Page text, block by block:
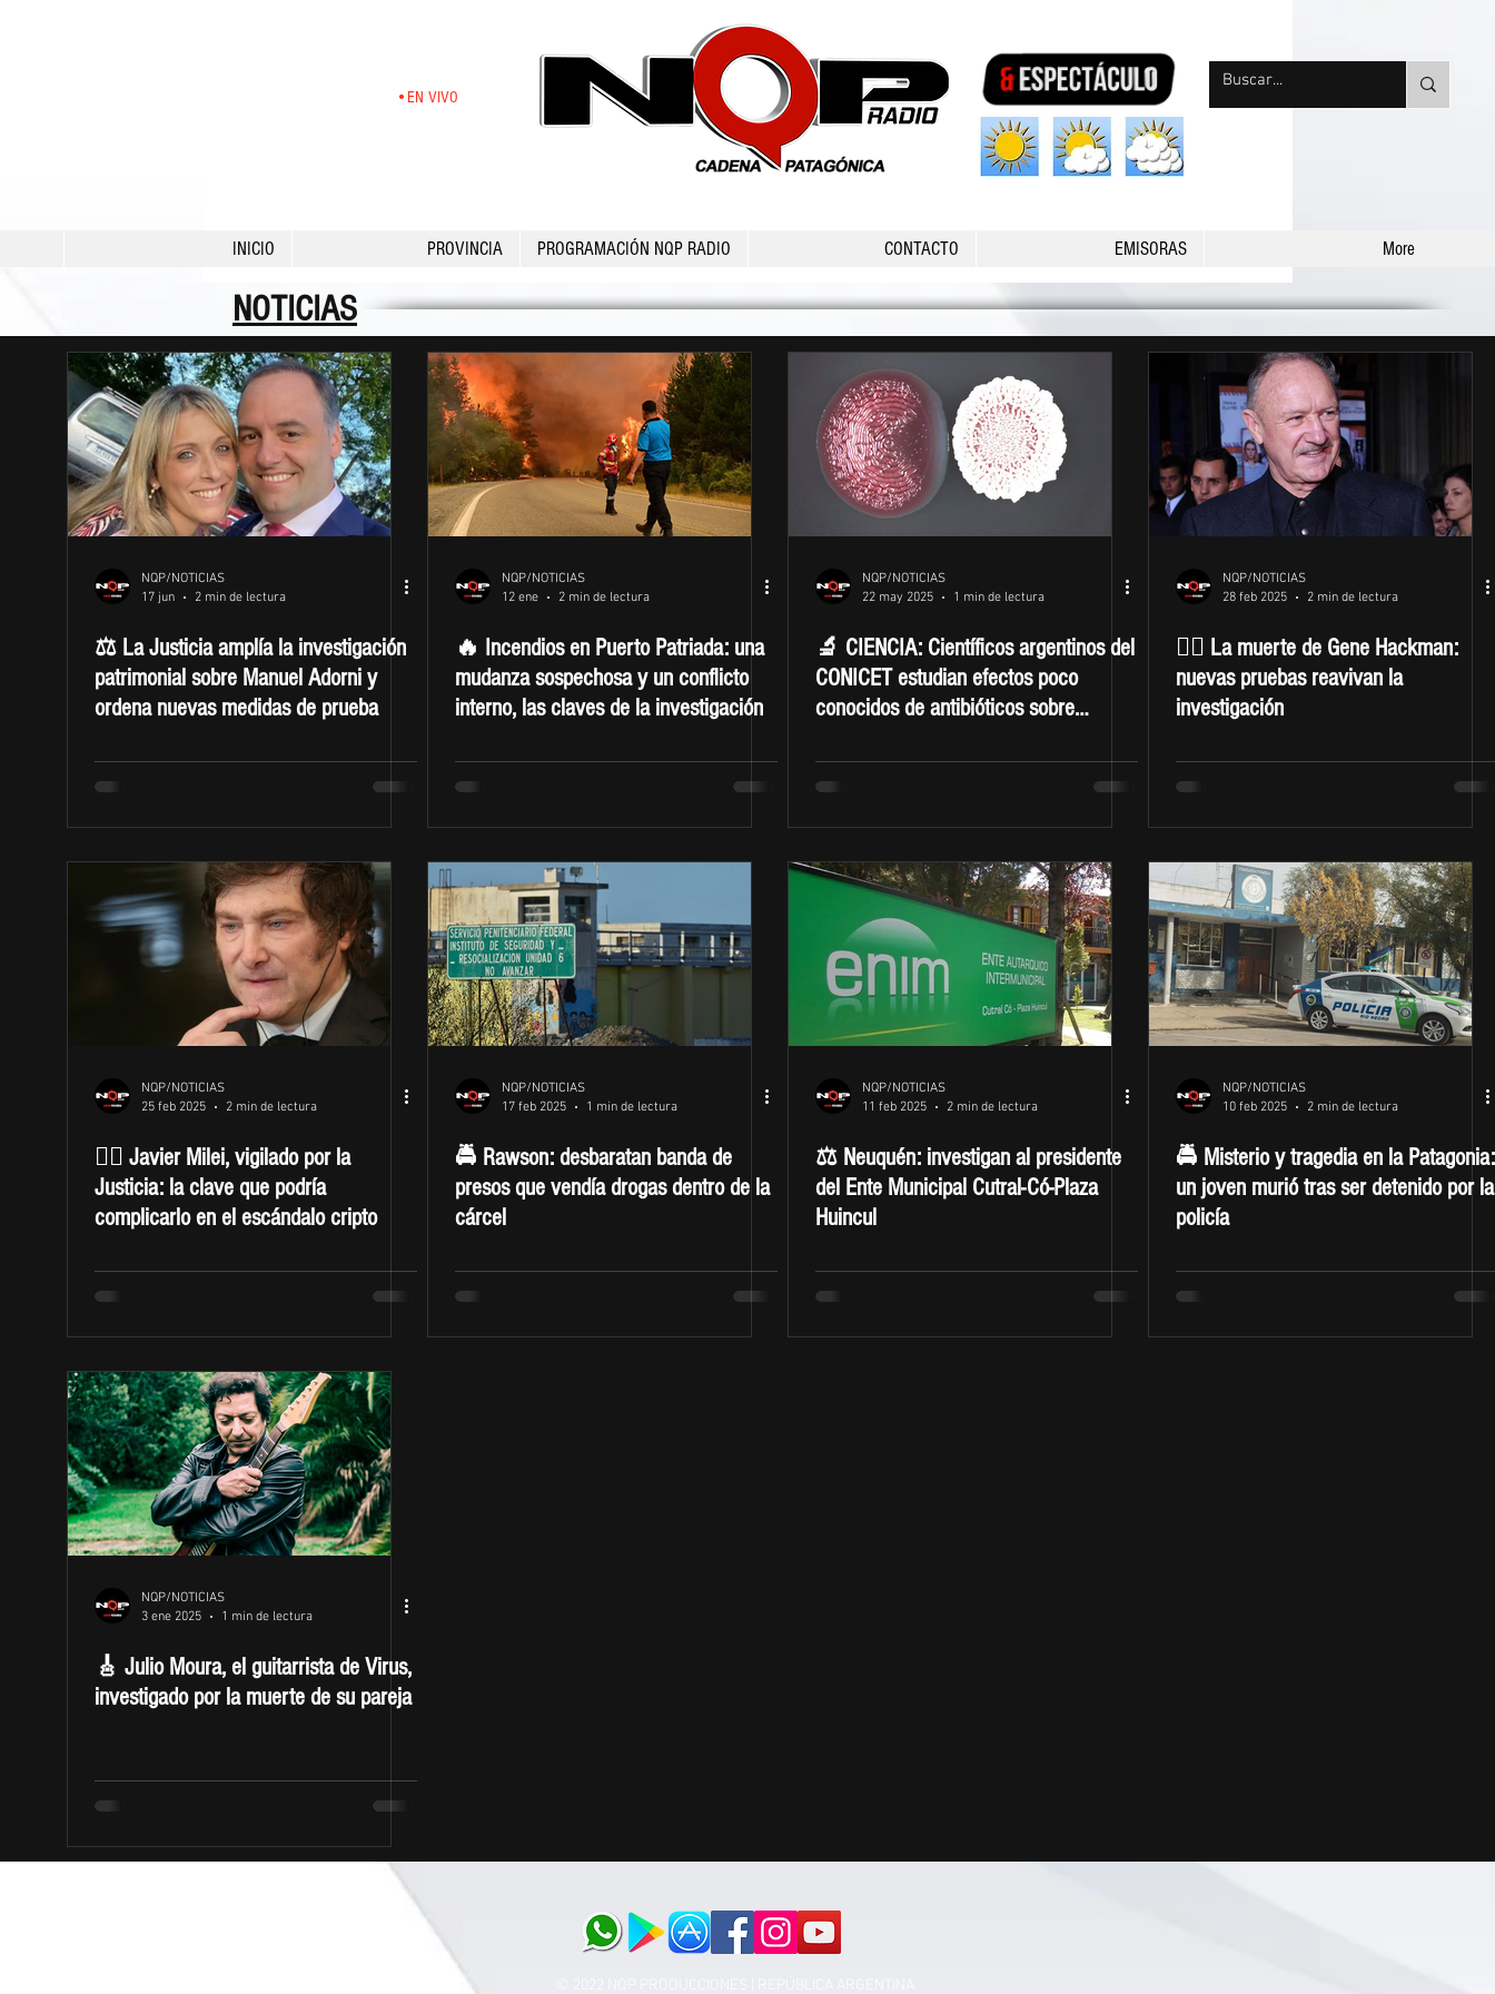
•EN VIVO
INICIO PROVINCIA PROGRAMACIÓN NQP RADIO CONTACTO EMISORAS More
NOTICIAS
NQP/NOTICIAS
17 jun
2 min de lectura
⚖️ La Justicia amplía la investigación
patrimonial sobre Manuel Adorni y
ordena nuevas medidas de prueba
NQP/NOTICIAS
12 ene
2 min de lectura
🔥 Incendios en Puerto Patriada: una
mudanza sospechosa y un conflicto
interno, las claves de la investigación
NQP/NOTICIAS
22 may 2025
1 min de lectura
🔬 CIENCIA: Científicos argentinos del
CONICET estudian efectos poco
conocidos de antibióticos sobre
NQP/NOTICIAS
28 feb 2025
2 min de lectura
🕵️‍♂️ La muerte de Gene Hackman:
nuevas pruebas reavivan la
investigación
NQP/NOTICIAS
25 feb 2025
2 min de lectura
🕵️‍♂️ Javier Milei, vigilado por la
Justicia: la clave que podría
complicarlo en el escándalo cripto
NQP/NOTICIAS
17 feb 2025
1 min de lectura
🚔 Rawson: desbaratan banda de
presos que vendía drogas dentro de la
cárcel
NQP/NOTICIAS
11 feb 2025
2 min de lectura
⚖️ Neuquén: investigan al presidente
del Ente Municipal Cutral-Có-Plaza
Huincul
NQP/NOTICIAS
10 feb 2025
2 min de lectura
🚔 Misterio y tragedia en la Patagonia:
un joven murió tras ser detenido por la
policía
NQP/NOTICIAS
3 ene 2025
1 min de lectura
🎸 Julio Moura, el guitarrista de Virus,
investigado por la muerte de su pareja